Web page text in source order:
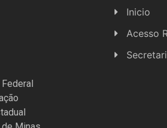
Inicio
Acesso